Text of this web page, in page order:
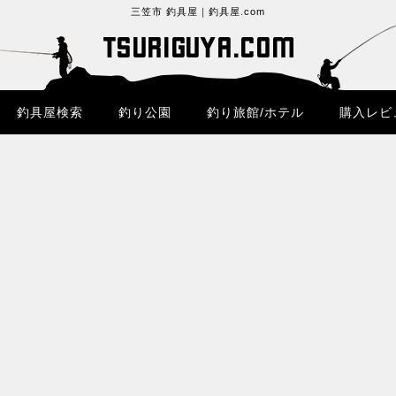
三笠市 釣具屋｜釣具屋.com
釣具屋検索 釣り公園 釣り旅館/ホテル 購入レビ